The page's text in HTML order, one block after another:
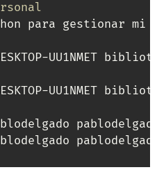
para gestionar
UU1NMET
UU1NMET